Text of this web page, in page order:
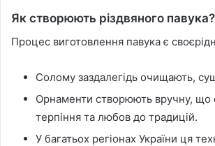
Як створюють різдвяного павука?
Процес виготовлення павука є
Солому заздалегідь очищають,
Орнаменти створюють вручну, що
терпіння та любов до традицій.
У багатьох регіонах України ця